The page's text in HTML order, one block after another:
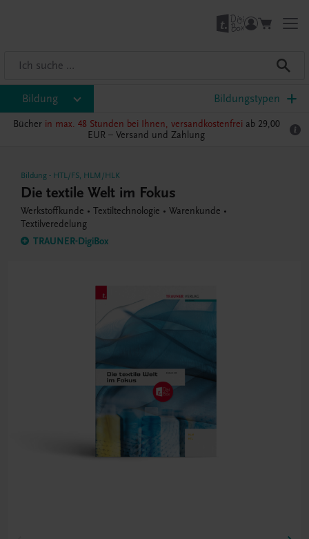
Bildung Bildungstypen
Bücher in max. 48 Stunden bei Ihnen, versandkostenfrei ab 29,00
EUR – Versand und Zahlung
Bildung - HTL/FS, HLM/HLK
Die textile Welt im Fokus
Werkstoffkunde • Textiltechnologie • Warenkunde •
Textilveredelung
TRAUNER-DigiBox